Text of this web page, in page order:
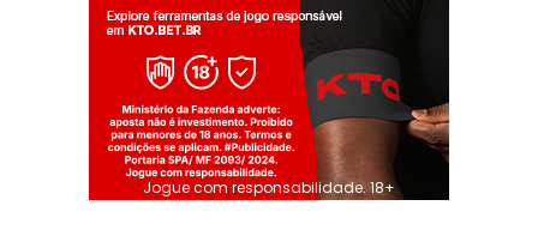
Jogue com responsabilidade. 18+